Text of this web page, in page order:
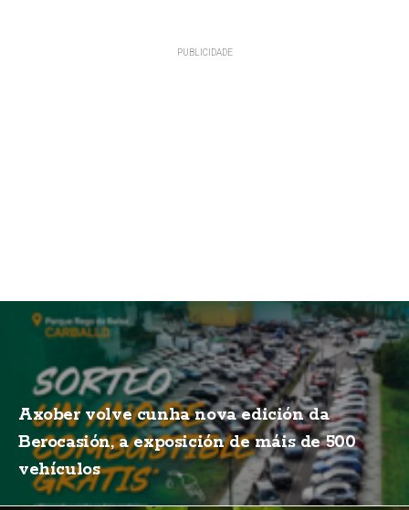
Axober volve cunha nova edición da
Berocasión, a exposición de máis de 500
vehículos